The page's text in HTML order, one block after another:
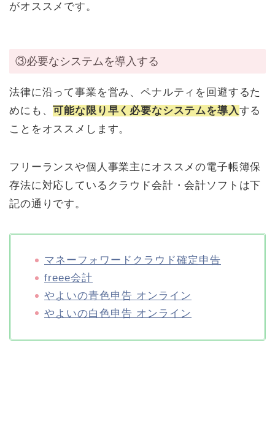
がオススメです。
③必要なシステムを導入する
法律に沿って事業を営み、ペナルティを回避するた
めにも、可能な限り早く必要なシステムを導入する
ことをオススメします。
フリーランスや個人事業主にオススメの電子帳簿保
存法に対応しているクラウド会計・会計ソフトは下
記の通りです。
マネーフォワードクラウド確定申告
freee会計
やよいの青色申告 オンライン
やよいの白色申告 オンライン